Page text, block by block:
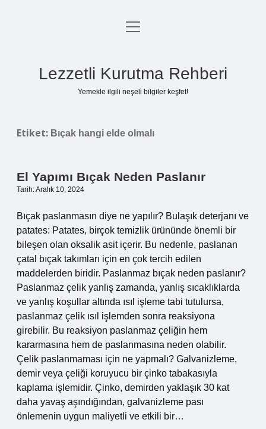
Anasayfa
menüyü
Lezzetli Kurutma Rehberi
Yemekle ilgili neşeli bilgiler keşfet!
Etiket: Bıçak hangi elde olmalı
El Yapımı Bıçak Neden Paslanır
Tarih: Aralık 10, 2024
Bıçak paslanmasın diye ne yapılır? Bulaşık deterjanı ve
patates: Patates, birçok temizlik ürününde önemli bir
bileşen olan oksalik asit içerir. Bu nedenle, paslanan
çatal bıçak takımları için en çok tercih edilen
maddelerden biridir. Paslanmaz bıçak neden paslanır?
Paslanmaz çelik yanlış zamanda, yanlış sıcaklıklarda
ve yanlış koşullar altında ısıl işleme tabi tutulursa,
paslanmaz çelik ısıl işlemden sonra reaksiyona
girebilir. Bu reaksiyon paslanmaz çeliğin hem
kararmasına hem de paslanmasına neden olabilir.
Çelik paslanmaması için ne yapmalı? Galvanizleme,
demir veya çeliği koruyucu bir çinko tabakasıyla
kaplama işlemidir. Çinko, demirden yaklaşık 30 kat
daha yavaş aşındığından, galvanizleme pası
önlemenin uygun maliyetli ve etkili bir…